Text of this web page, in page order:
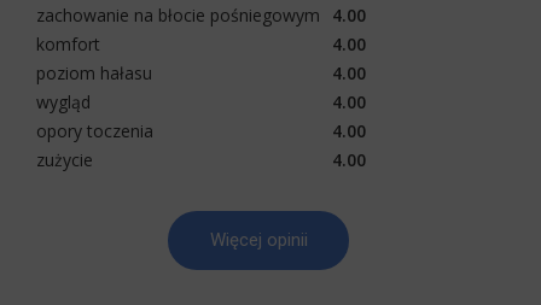
zachowanie na błocie pośniegowym
4.00
komfort
4.00
poziom hałasu
4.00
wygląd
4.00
opory toczenia
4.00
zużycie
4.00
Więcej opinii